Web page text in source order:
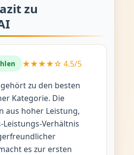
zu
★★★★☆ 4.5/5
zu den besten
Kategorie. Die
aus hoher Leistung,
Leistungs-Verhältnis
es zur ersten